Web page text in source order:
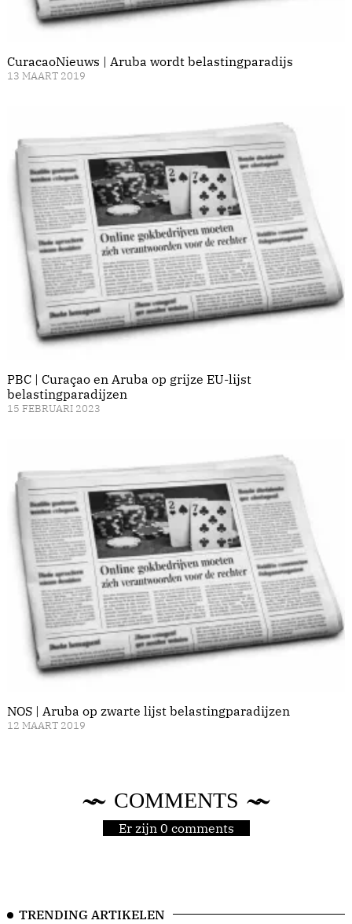
CuracaoNieuws | Aruba wordt belastingparadijs
13 MAART 2019
PBC | Curaçao en Aruba op grijze EU-lijst
belastingparadijzen
15 FEBRUARI 2023
NOS | Aruba op zwarte lijst belastingparadijzen
12 MAART 2019
COMMENTS
Er zijn 0 comments
TRENDING ARTIKELEN